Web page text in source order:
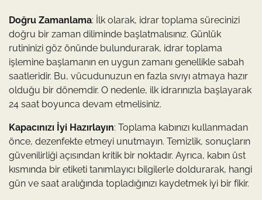
Doğru Zamanlama: İlk olarak, idrar toplama sürecinizi
doğru bir zaman diliminde başlatmalısınız. Günlük
rutininizi göz önünde bulundurarak, idrar toplama
işlemine başlamanın en uygun zamanı genellikle sabah
saatleridir. Bu, vücudunuzun en fazla sıvıyı atmaya hazır
olduğu bir dönemdir. O nedenle, ilk idrarınızla başlayarak
24 saat boyunca devam etmelisiniz.
Kapacınızı İyi Hazırlayın: Toplama kabınızı kullanmadan
önce, dezenfekte etmeyi unutmayın. Temizlik, sonuçların
güvenilirliği açısından kritik bir noktadır. Ayrıca, kabın üst
kısmında bir etiketi tanımlayıcı bilgilerle doldurarak, hangi
gün ve saat aralığında topladığınızı kaydetmek iyi bir fikir.